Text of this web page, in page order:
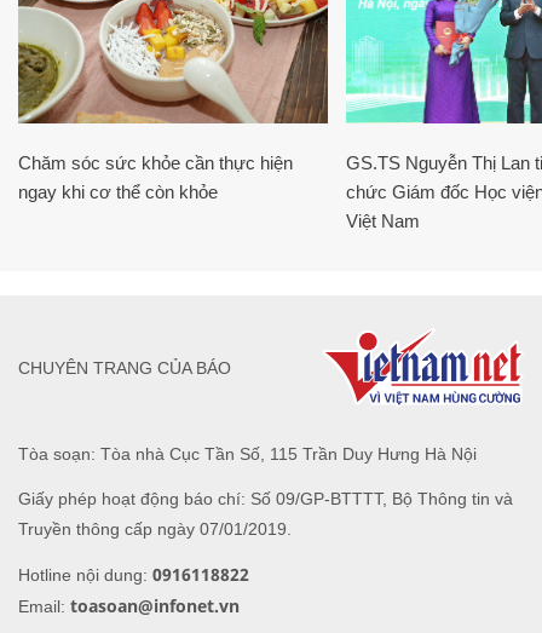
Chăm sóc sức khỏe cần thực hiện
ngay khi cơ thể còn khỏe
GS.TS Nguyễn Thị Lan
chức Giám đốc Học
Việt Nam
Tòa soạn: Tòa nhà Cục Tần Số, 115 Trần Duy Hưng Hà Nội
Giấy phép hoạt động báo chí: Số 09/GP-BTTTT, Bộ Thông tin và
Truyền thông cấp ngày 07/01/2019.
Hotline nội dung: 0916118822
Email: toasoan@infonet.vn
CHUYÊN TRANG CỦA BÁO